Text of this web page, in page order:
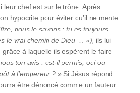
leur chef est sur le trône. Après
hypocrite pour éviter qu’il ne mente
nous le savons : tu es toujours
le vrai chemin de Dieu … »), ils lui
grâce à laquelle ils espèrent le faire
ton avis : est-il permis, oui ou
à l’empereur ? » Si Jésus répond
être dénoncé comme un fauteur